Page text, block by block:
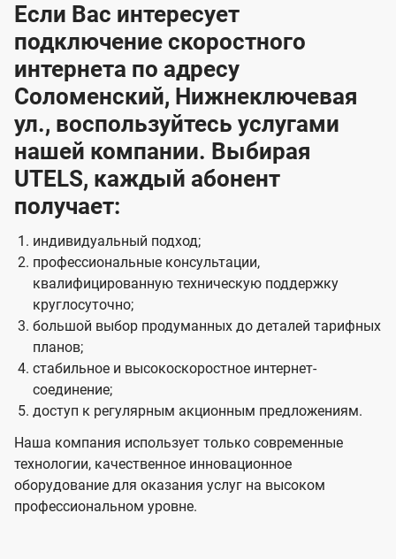
Если Вас интересует
подключение скоростного
интернета по адресу
Соломенский, Нижнеключевая
ул., воспользуйтесь услугами
нашей компании. Выбирая
UTELS, каждый абонент
получает:
индивидуальный подход;
профессиональные консультации,
квалифицированную техническую поддержку
круглосуточно;
большой выбор продуманных до деталей тарифных
планов;
стабильное и высокоскоростное интернет-
соединение;
доступ к регулярным акционным предложениям.
Наша компания использует только современные
технологии, качественное инновационное
оборудование для оказания услуг на высоком
профессиональном уровне.